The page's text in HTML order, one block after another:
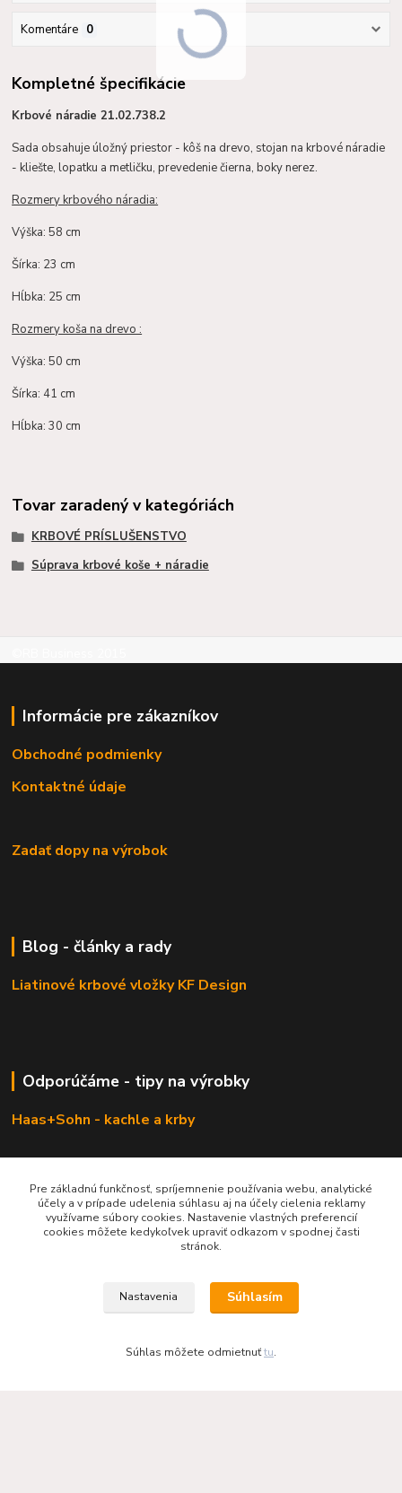
Komentáre 0
Kompletné špecifikácie
Krbové náradie 21.02.738.2
Sada obsahuje úložný priestor - kôš na drevo, stojan na krbové náradie
- kliešte, lopatku a metličku, prevedenie čierna, boky nerez.
Rozmery krbového náradia:
Výška: 58 cm
Šírka: 23 cm
Hĺbka: 25 cm
Rozmery koša na drevo :
Výška: 50 cm
Šírka: 41 cm
Hĺbka: 30 cm
Tovar zaradený v kategóriách
KRBOVÉ PRÍSLUŠENSTVO
Súprava krbové koše + náradie
Informácie pre zákazníkov
Obchodné podmienky
Kontaktné údaje
Zadať dopy na výrobok
Blog - články a rady
Liatinové krbové vložky KF Design
Odporúčáme - tipy na výrobky
Haas+Sohn - kachle a krby
Pre základnú funkčnosť, spríjemnenie používania webu, analytické
účely a v prípade udelenia súhlasu aj na účely cielenia reklamy
využívame súbory cookies. Nastavenie vlastných preferencií
cookies môžete kedykoľvek upraviť odkazom v spodnej časti
stránok.
Nastavenia Súhlasím
Súhlas môžete odmietnuťtu.